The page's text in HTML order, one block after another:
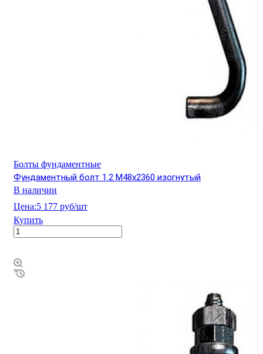
Болты фундаментные
Фундаментный болт 1.2 М48х2360 изогнутый
В наличии
Цена:5 177 руб/шт
Купить